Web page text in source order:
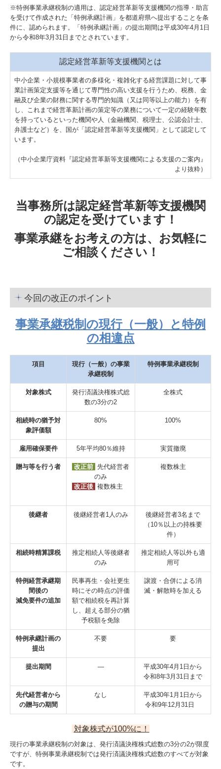
TKCシステムの使い方
※特例事業承継税制の適用は、認定経営革新等支援機関の指導・助言
を受けて作成された「特例承継計画」を都道府県へ提出することを条
件に、認められます。「特例承継計画」の提出期間は平成30年4月1日
から令和8年3月31日までとされています。
認定経営革新等支援機関とは
中小企業・小規模事業者の多様化・複雑化する経営課題に対して事
業計画策定支援等を通じて専門性の高い支援を行うため、税務、金
融及び企業の財務に関する専門的知識（又は同等以上の能力）を有
し、これまで経営革新計画の策定等の業務について一定の経験年数
を持っているといった機関や人（金融機関、税理士、公認会計士、
弁護士など）を、国が「認定経営革新等支援機関」として認定して
います。
（中小企業庁資料『認定経営革新等支援機関による支援のご案内』
より抜粋）
当事務所は認定経営革新等支援機関
の認定を受けています！
事業承継をお考えの方は、お気軽に
ご相談ください！
今回の改正のポイント
事業承継税制の現行（一般）と特例
の相違点
項目
現行（一般）の事業
承継税制
特例事業承継税制
対象株式
発行済議決権株式総
数の3分の2
全株式
相続時の猶予対
象評価額
80% 100%
雇用確保要件 5年平均80％維持 実質撤廃
贈与等を行う者 改正前 先代経営者
のみ
改正後 複数株主
複数株主
後継者 後継経営者1人のみ
後継経営者3名まで
（10％以上の持株要
件）
相続時精算課税
推定相続人等後継者
のみ
推定相続人等以外も適
用可
特例経営承継期
間後の
減免要件の追加
民事再生・会社更生
時にその時点の評価
額で相続税を再計算
し、超える部分の猶
予税額を免除
譲渡・合併による消
滅・解散時を加える
特例承継計画の
提出
不要 要
提出期間 ―
平成30年4月1日から
令和8年3月31日まで
先代経営者から
の贈与の期間
なし
平成30年1月1日から
令和9年12月31日
対象株式が100%に！
現行の事業承継税制の対象は、発行済議決権株式総数の3分の2が限度
ですが、特例事業承継税制では発行済議決権株式総数のすべてが対象
です。